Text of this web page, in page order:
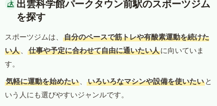
出雲科学館パークタウン前駅のスポーツジム
を探す
スポーツジムは、
自分のペースで筋トレや有酸素運動を続けた
い人 、 仕事や予定に合わせて自由に通いたい人に向いていま
す。
気軽に運動を始めたい 、 いろいろなマシンや設備を使いたい と
いう人にも選びやすいジャンルです。